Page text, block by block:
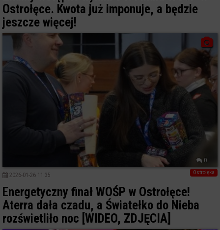
Ostrołęce. Kwota już imponuje, a będzie
jeszcze więcej!
0
Ostrołęka
2026-01-26 11:35
Energetyczny finał WOŚP w Ostrołęce!
Aterra dała czadu, a Światełko do Nieba
rozświetliło noc [WIDEO, ZDJĘCIA]